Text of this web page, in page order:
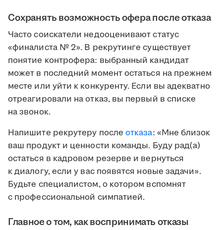
Сохранять возможность офера после отказа
Часто соискатели недооценивают статус
«финалиста № 2». В рекрутинге существует
понятие контрофера: выбранный кандидат
может в последний момент остаться на прежнем
месте или уйти к конкуренту. Если вы адекватно
отреагировали на отказ, вы первый в списке
на звонок.
Напишите рекрутеру послеотказа: «Мне близок
ваш продукт и ценности команды. Буду рад(а)
остаться в кадровом резерве и вернуться
к диалогу, если у вас появятся новые задачи».
Будьте специалистом, о котором вспомнят
с профессиональной симпатией.
Главное о том, как воспринимать отказы